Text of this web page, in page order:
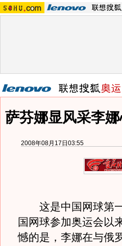
萨芬娜显风采李
2008年08月17日03:55
这是中国网球第一
国网球参加奥运会以
憾的是，李娜在与俄